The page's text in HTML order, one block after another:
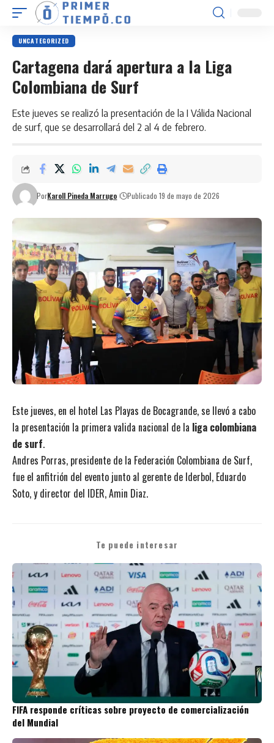
UNCATEGORIZED
Cartagena dará apertura a la Liga
Colombiana de Surf
Este jueves se realizó la presentación de la I Válida Nacional
de surf, que se desarrollará del 2 al 4 de febrero.
PorKaroll Pineda Marrugo Publicado 19 de mayo de 2026
Este jueves, en el hotel Las Playas de Bocagrande, se llevó a cabo
la presentación la primera valida nacional de la liga colombiana
de surf.
Andres Porras, presidente de la Federación Colombiana de Surf,
fue el anfitrión del evento junto al gerente de Iderbol, Eduardo
Soto, y director del IDER, Amin Diaz.
Te puede interesar
FIFA responde críticas sobre proyecto de comercialización
del Mundial